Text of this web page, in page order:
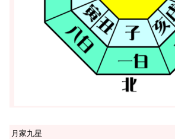
月家九星